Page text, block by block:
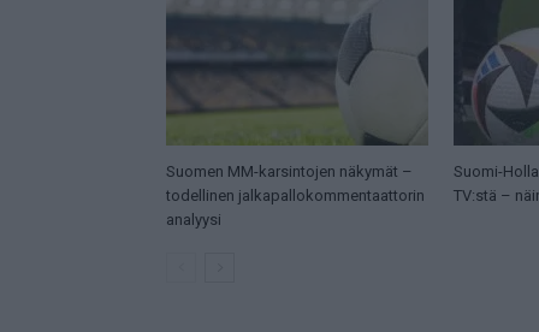
Suomen MM-karsintojen näkymät –
todellinen jalkapallokommentaattorin
analyysi
Suomi-
TV:stä –